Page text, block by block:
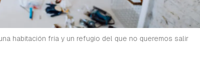
habitación fría y un refugio del que no queremos salir